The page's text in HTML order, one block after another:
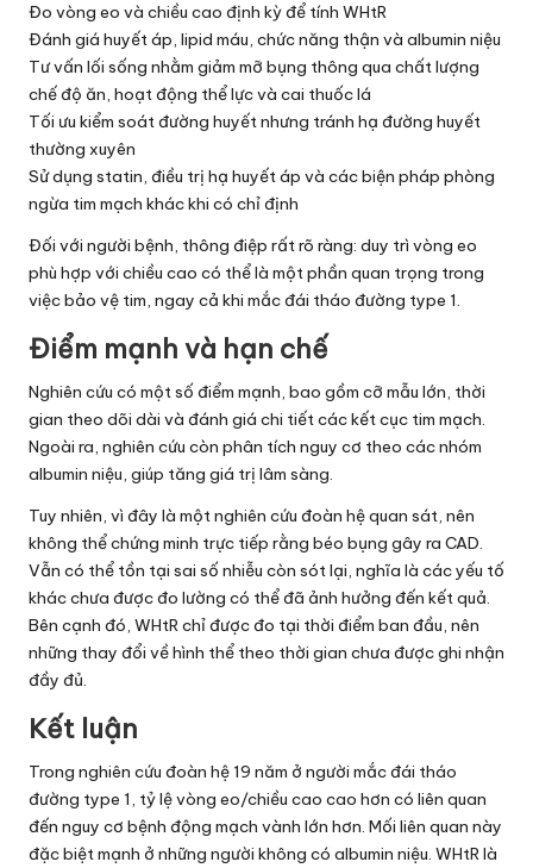
Đo vòng eo và chiều cao định kỳ để tính WHtR
Đánh giá huyết áp, lipid máu, chức năng thận và albumin niệu
Tư vấn lối sống nhằm giảm mỡ bụng thông qua chất lượng
chế độ ăn, hoạt động thể lực và cai thuốc lá
Tối ưu kiểm soát đường huyết nhưng tránh hạ đường huyết
thường xuyên
Sử dụng statin, điều trị hạ huyết áp và các biện pháp phòng
ngừa tim mạch khác khi có chỉ định
Đối với người bệnh, thông điệp rất rõ ràng: duy trì vòng eo
phù hợp với chiều cao có thể là một phần quan trọng trong
việc bảo vệ tim, ngay cả khi mắc đái tháo đường type 1.
Điểm mạnh và hạn chế
Nghiên cứu có một số điểm mạnh, bao gồm cỡ mẫu lớn, thời
gian theo dõi dài và đánh giá chi tiết các kết cục tim mạch.
Ngoài ra, nghiên cứu còn phân tích nguy cơ theo các nhóm
albumin niệu, giúp tăng giá trị lâm sàng.
Tuy nhiên, vì đây là một nghiên cứu đoàn hệ quan sát, nên
không thể chứng minh trực tiếp rằng béo bụng gây ra CAD.
Vẫn có thể tồn tại sai số nhiễu còn sót lại, nghĩa là các yếu tố
khác chưa được đo lường có thể đã ảnh hưởng đến kết quả.
Bên cạnh đó, WHtR chỉ được đo tại thời điểm ban đầu, nên
những thay đổi về hình thể theo thời gian chưa được ghi nhận
đầy đủ.
Kết luận
Trong nghiên cứu đoàn hệ 19 năm ở người mắc đái tháo
đường type 1, tỷ lệ vòng eo/chiều cao cao hơn có liên quan
đến nguy cơ bệnh động mạch vành lớn hơn. Mối liên quan này
đặc biệt mạnh ở những người không có albumin niệu. WHtR là